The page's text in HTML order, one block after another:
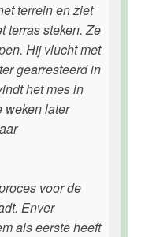
terrein en ziet
terras steken. Ze
Hij vlucht met
gearresteerd in
het mes in
weken later
voor de
Enver
als eerste heeft